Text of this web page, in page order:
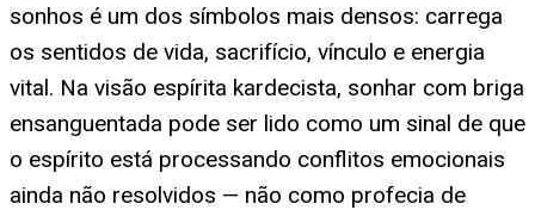
sonhos é um dos símbolos mais densos: carrega
os sentidos de vida, sacrifício, vínculo e energia
vital. Na visão espírita kardecista, sonhar com briga
ensanguentada pode ser lido como um sinal de que
o espírito está processando conflitos emocionais
ainda não resolvidos — não como profecia de